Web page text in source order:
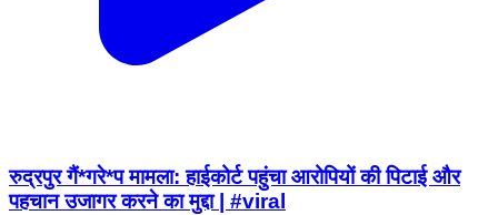
रुद्रपुर गैं*गरे*प मामला: हाईकोर्ट पहुंचा आरोपियों की पिटाई और
पहचान उजागर करने का मुद्दा | #viral